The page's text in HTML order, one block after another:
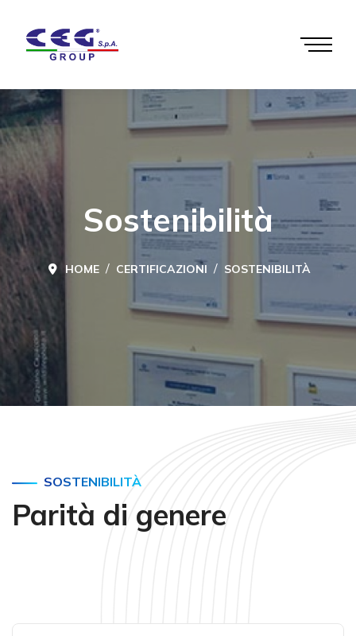
Sostenibilità
HOME CERTIFICAZIONI SOSTENIBILITÀ
SOSTENIBILITÀ
Parità di genere